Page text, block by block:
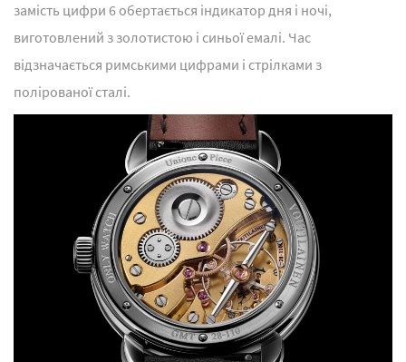
замість цифри 6 обертається індикатор дня і ночі,
виготовлений з золотистою і синьої емалі. Час
відзначається римськими цифрами і стрілками з
полірованої сталі.